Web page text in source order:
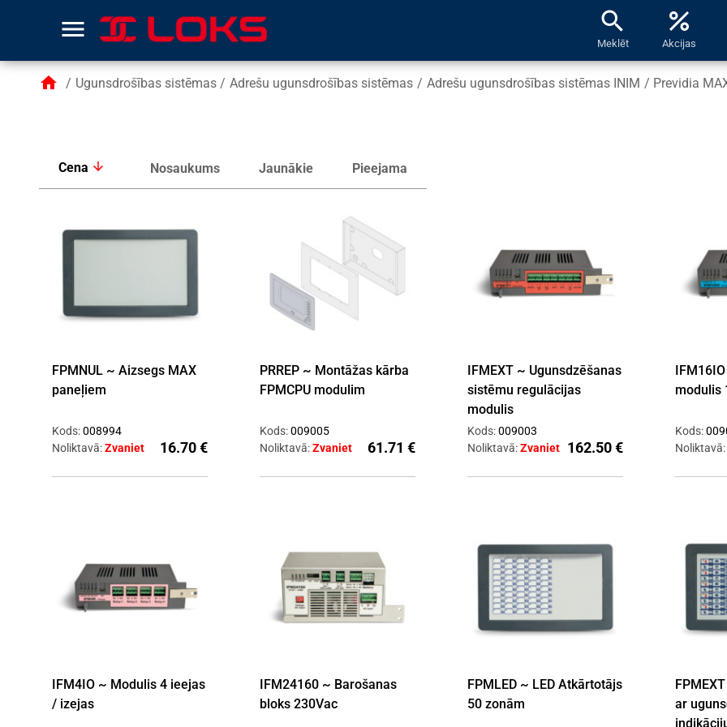
menu search
Meklēt
percent
Akcijas
home / Ugunsdrošības sistēmas / Adrešu ugunsdrošības sistēmas / Adrešu ugunsdrošības sistēmas INIM / Previdia
Cena arrow_downward Nosaukums Jaunākie Pieejama
FPMNUL ~ Aizsegs MAX
paneļiem
Kods:008994
Noliktavā:Zvaniet 16.70 €
PRREP ~ Montāžas kārba
FPMCPU modulim
Kods:009005
Noliktavā:Zvaniet 61.71 €
IFMEXT ~ Ugunsdzēšanas
sistēmu regulācijas
modulis
Kods:009003
Noliktavā:Zvaniet 162.50 €
modulis
Kods:
Noliktavā:
IFM4IO ~ Modulis 4 ieejas
/ izejas
IFM24160 ~ Barošanas
bloks 230Vac
FPMLED ~ LED Atkārtotājs
50 zonām
ar